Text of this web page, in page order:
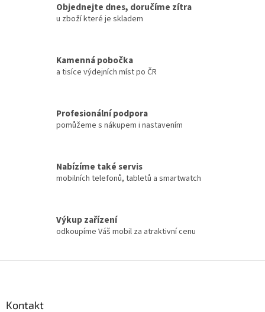
p
r
v
ý
s
u
Objednejte dnes, doručíme zítra
u zboží které je skladem
Kamenná pobočka
a tisíce výdejních míst po ČR
Profesionální podpora
pomůžeme s nákupem i nastavením
Nabízíme také servis
mobilních telefonů, tabletů a smartwatch
Výkup zařízení
odkoupíme Váš mobil za atraktivní cenu
Kontakt